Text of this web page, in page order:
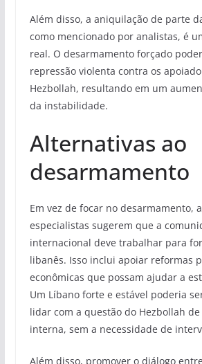
Além disso, a aniquilação de parte
como mencionado por analistas, é
real. O desarmamento forçado
repressão violenta contra os
Hezbollah, resultando em um
da instabilidade.
Alternativas ao
desarmamento
Em vez de focar no desarmamento,
especialistas sugerem que a
internacional deve trabalhar para
libanês. Isso inclui apoiar reformas
econômicas que possam ajudar a
Um Líbano forte e estável poderia
lidar com a questão do Hezbollah
interna, sem a necessidade de
Além disso, promover o diálogo